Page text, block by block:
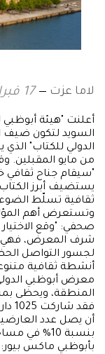
لاما عزت 17 فبراير 2014
أعلنت "هيئة أبوظبي
من مايو المقبلين.
"سيقام جناح
يستضيف أبرز
ثقافية تسلّط الضوء
وتستعرض أهم
صحفي: "وقع
شرف المعرض، فهي
لجسور التواصل
أنشطة ثقافية
معرض أبوظبي
المنطقة، ويحظى
بنسبة 10%
بأبوظبي ماكس